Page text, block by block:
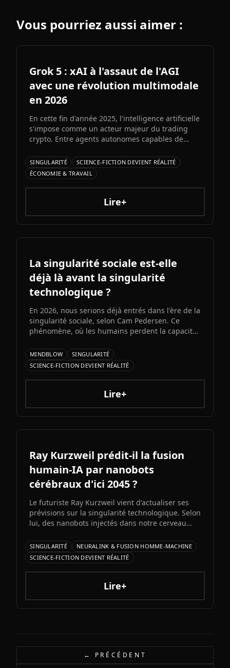
Vous pourriez aussi aimer :
Grok 5 : xAI à l'assaut de l'AGI
avec une révolution multimodale
en 2026
En cette fin d'année 2025, l'intelligence artificielle
s'impose comme un acteur majeur du trading
crypto. Entre agents autonomes capables de
d'Elon Musk s'annonce comme l'un des paris les
plus audacieux de l'histoire de l'IA. Entre
architecture colossale, capacités multimodales
natives et ambitions AGI assumées, Grok 5
pourrait redessiner le paysage de l'intelligence
SINGULARITÉ
SCIENCE-FICTION DEVIENT RÉALITÉ
ÉCONOMIE & TRAVAIL
Lire+
La singularité sociale est-elle
déjà là avant la singularité
technologique ?
En 2026, nous serions déjà entrés dans l'ère de la
singularité sociale, selon Cam Pedersen. Ce
phénomène, où les humains perdent la capacité
artificielles, précéderait la singularité
technologique attendue pour 2034.
MINDBLOW
SINGULARITÉ
SCIENCE-FICTION DEVIENT RÉALITÉ
Lire+
Ray Kurzweil prédit-il la fusion
humain-IA par nanobots
cérébraux d'ici 2045 ?
Le futuriste Ray Kurzweil vient d'actualiser ses
prévisions sur la singularité technologique. Selon
lui, des nanobots injectés dans notre cerveau
2045, multipliant notre intelligence par un
million. Entre promesses transhumanistes et
défis éthiques, cette vision soulève autant
d'espoirs que d'interrogations.
SINGULARITÉ
NEURALINK & FUSION HOMME-MACHINE
SCIENCE-FICTION DEVIENT RÉALITÉ
Lire+
← PRÉCÉDENT